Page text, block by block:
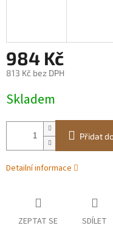
984 Kč
813 Kč bez DPH
cena:
Skladem
Přidat
Detailní informace
ZEPTAT SE SDÍLET